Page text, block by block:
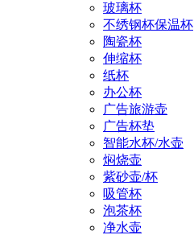
玻璃杯
不绣钢杯保温杯
陶瓷杯
伸缩杯
纸杯
办公杯
广告旅游壶
广告杯垫
智能水杯/水壶
焖烧壶
紫砂壶/杯
吸管杯
泡茶杯
净水壶